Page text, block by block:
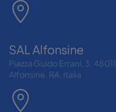
SAL Alfonsine
Piazza Guido Errani, 3, 48011
Alfonsine, RA, Italia